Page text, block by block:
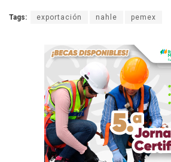
Tags: exportación nahle pemex